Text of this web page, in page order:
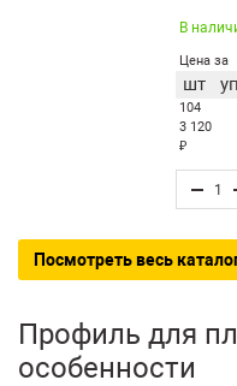
В
Цена за
шт
104
3 120
₽
Посмотреть весь
Профиль для
особенности